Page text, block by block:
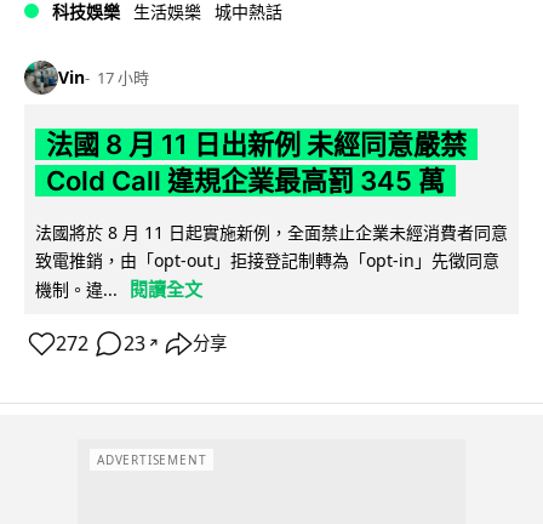
科技娛樂 生活娛樂 城中熱話
Vin 17 小時
法國 8 月 11 日出新例 未經同意嚴禁
Cold Call 違規企業最高罰 345 萬
法國將於 8 月 11 日起實施新例，全面禁止企業未經消費者同意
致電推銷，由「opt-out」拒接登記制轉為「opt-in」先徵同意
機制。違...
閱讀全文
272 23 ↗ 分享
ADVERTISEMENT